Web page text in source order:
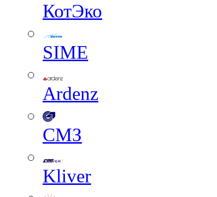
КотЭко
SIME
Ardenz
СМЗ
Kliver